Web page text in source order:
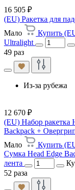
16 505 ₽
(EU) Ракетка для
Мало
Купить
Ultralight
49 раз
Из-за рубежа
12 670 ₽
(EU) Набор ракетка
Backpack +
Мало
Купить
Сумка Head Edge
лента
52 раза